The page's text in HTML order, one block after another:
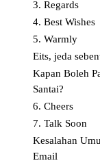
3. Regards
4. Best Wishes
5. Warmly
Eits, jeda
Kapan Boleh
Santai?
6. Cheers
7. Talk Soon
Kesalahan
Email